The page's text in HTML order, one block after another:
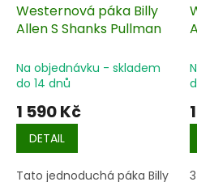
Westernová páka Billy
Allen S Shanks Pullman
Na objednávku - skladem
do 14 dnů
1 590 Kč
DETAIL
Tato jednoduchá páka Billy